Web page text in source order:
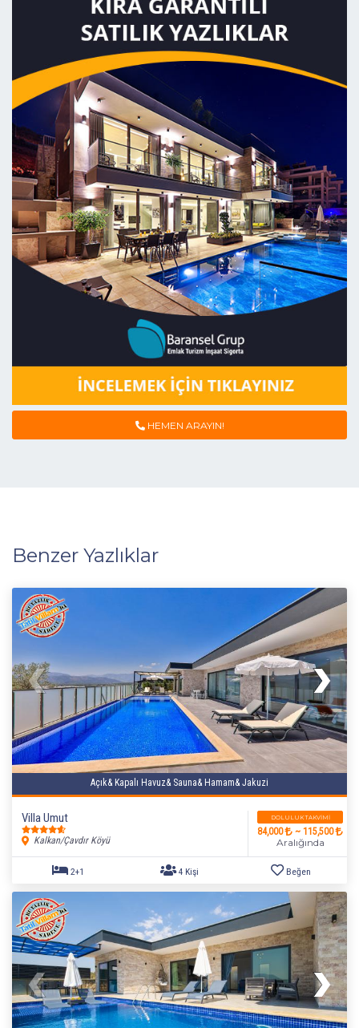
HEMEN ARAYIN!
Benzer Yazlıklar
Açık& Kapalı Havuz& Sauna& Hamam& Jakuzi
Villa Umut
Kalkan/Çavdır Köyü
DOLULUK TAKVIMI
84,000 ~ 115,500
Aralığında